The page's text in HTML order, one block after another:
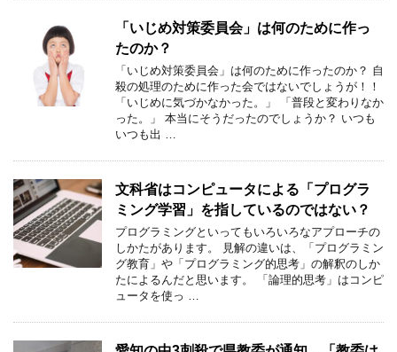
「いじめ対策委員会」は何のために作っ
たのか？
「いじめ対策委員会」は何のために作ったのか？ 自
殺の処理のために作った会ではないでしょうが！！
「いじめに気づかなかった。」 「普段と変わりなか
った。」 本当にそうだったのでしょうか？ いつも
いつも出 …
文科省はコンピュータによる「プログラ
ミング学習」を指しているのではない？
プログラミングといってもいろいろなアプローチの
しかたがあります。 見解の違いは、「プログラミン
グ教育」や「プログラミング的思考」の解釈のしか
たによるんだと思います。 「論理的思考」はコンピ
ュータを使っ …